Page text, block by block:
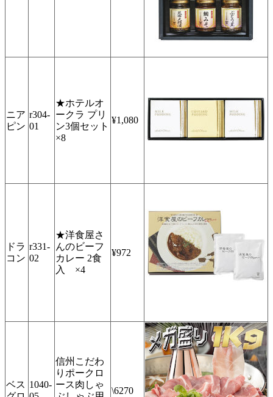
ニア
ピン
r304-
01
★ホテルオ
ークラ プリ
ン3個セット
×8
¥1,080
ドラ
コン
r331-
02
★洋食屋さ
んのビーフ
カレー 2食
入 ×4
¥972
ベス 1040-
信州こだわ
りポークロ
ース肉しゃ
\6270